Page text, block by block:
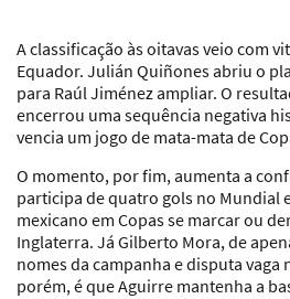
A classificação às oitavas veio com
Equador. Julián Quiñones abriu o
para Raúl Jiménez ampliar. O
encerrou uma sequência negativa
vencia um jogo de mata-mata de
O momento, por fim, aumenta a
participa de quatro gols no Mundial
mexicano em Copas se marcar ou
Inglaterra. Já Gilberto Mora, de
nomes da campanha e disputa
porém, é que Aguirre mantenha a